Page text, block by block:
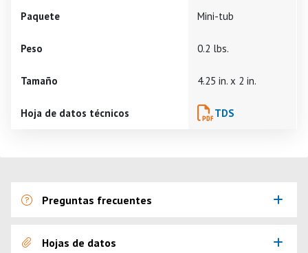
Paquete Mini-tub
Peso 0.2 lbs.
Tamaño 4.25 in. x 2 in.
Hoja de datos técnicos TDS
Preguntas frecuentes
Hojas de datos